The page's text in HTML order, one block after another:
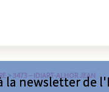
> 3473 – IDIART-ALHOR JEAN
la newsletter de